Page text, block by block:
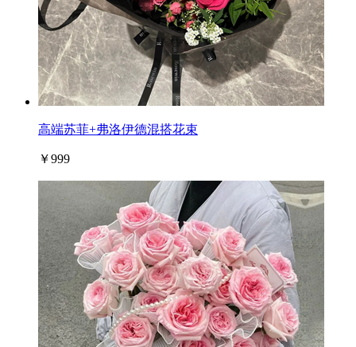
高端苏菲+弗洛伊德混搭花束
￥999